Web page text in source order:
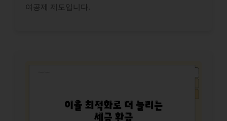
여공제 제도입니다.